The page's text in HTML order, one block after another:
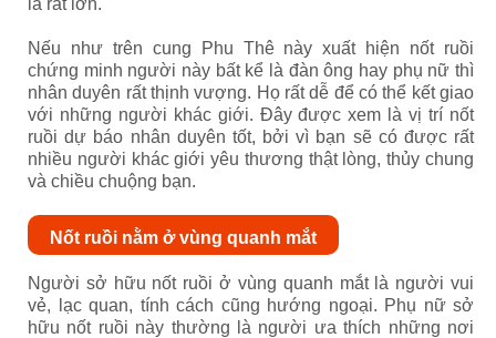
Nếu như trên cung Phu Thê này xuất hiện nốt ruồi
chứng minh người này bất kể là đàn ông hay phụ nữ thì
nhân duyên rất thịnh vượng. Họ rất dễ để có thể kết giao
với những người khác giới. Đây được xem là vị trí nốt
ruồi dự báo nhân duyên tốt, bởi vì bạn sẽ có được rất
nhiều người khác giới yêu thương thật lòng, thủy chung
và chiều chuộng bạn.
Nốt ruồi nằm ở vùng quanh mắt
Người sở hữu nốt ruồi ở vùng quanh mắt là người vui
vẻ, lạc quan, tính cách cũng hướng ngoại. Phụ nữ sở
hữu nốt ruồi này thường là người ưa thích những nơi